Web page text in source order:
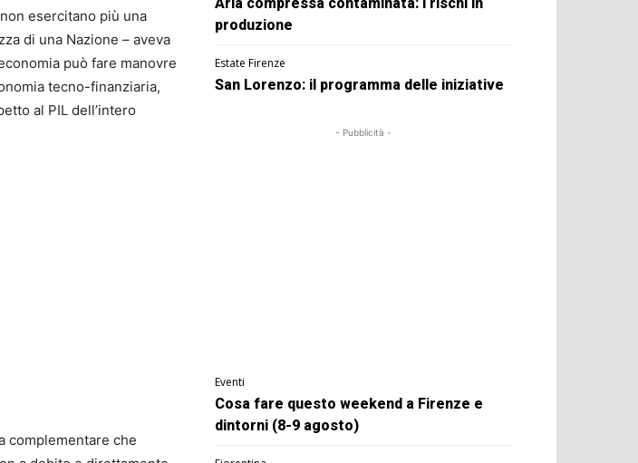
esercitano più una
di una Nazione – aveva
può fare manovre
tecno-finanziaria,
al PIL dell’intero
complementare che
Aria compressa contaminata: i rischi in
produzione
Estate Firenze
San Lorenzo: il programma delle iniziative
- Pubblicità -
Eventi
Cosa fare questo weekend a Firenze e
dintorni (8-9 agosto)